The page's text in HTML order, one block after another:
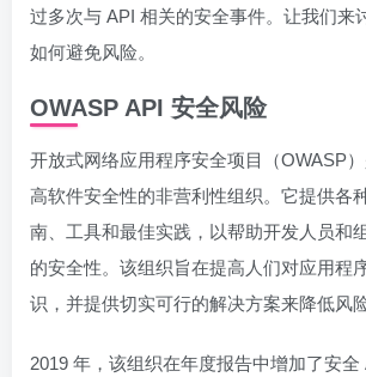
过多次与 API 相关的安全事件。让我们来
如何避免风险。
OWASP API 安全风险
开放式网络应用程序安全项目（OWASP
高软件安全性的非营利性组织。它提供各
南、工具和最佳实践，以帮助开发人员和
的安全性。该组织旨在提高人们对应用程
识，并提供切实可行的解决方案来降低风险
2019 年，该组织在年度报告中增加了安全